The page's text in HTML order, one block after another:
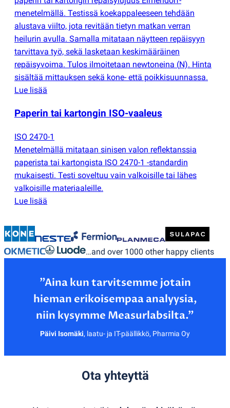
menetelmällä. Testissä koekappaleeseen tehdään
alustava viilto, jota revitään tietyn matkan verran
heilurin avulla. Samalla mitataan näytteen repäisyyn
tarvittava työ, sekä lasketaan keskimääräinen
repäisyvoima. Tulos ilmoitetaan newtoneina (N). Hinta
sisältää mittauksen sekä kone- että poikkisuunnassa.
Lue lisää
Paperin tai kartongin ISO-vaaleus
ISO 2470-1
Menetelmällä mitataan sinisen valon reflektanssia
paperista tai kartongista ISO 2470-1 -standardin
mukaisesti. Testi soveltuu vain valkoisille tai lähes
valkoisille materiaaleille.
Lue lisää
…and over 1000 other happy clients
”Aina kun tarvitsemme jotain
hieman erikoisempaa analyysia,
Päivi Isomäki, laatu- ja IT-päällikkö, Pharmia Oy
Ota yhteyttä